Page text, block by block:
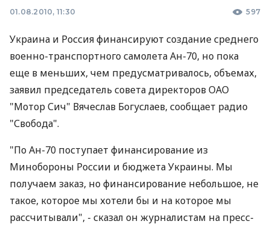
01.08.2010, 11:30 597
Украина и Россия финансируют создание среднего
военно-транспортного самолета Ан-70, но пока
еще в меньших, чем предусматривалось, объемах,
заявил председатель совета директоров ОАО
"Мотор Сич" Вячеслав Богуслаев, сообщает радио
"Свобода".
"По Ан-70 поступает финансирование из
Минобороны России и бюджета Украины. Мы
получаем заказ, но финансирование небольшое, не
такое, которое мы хотели бы и на которое мы
рассчитывали", - сказал он журналистам на пресс-